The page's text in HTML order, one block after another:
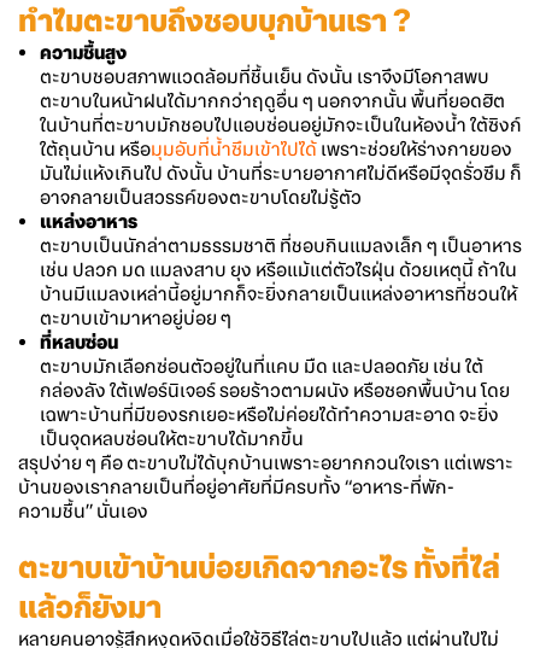
ทำไมตะขาบถึงชอบบุกบ้านเรา ?
ความชื้นสูง
ตะขาบชอบสภาพแวดล้อมที่ชื้นเย็น ดังนั้น เราจึงมีโอกาสพบ
ตะขาบในหน้าฝนได้มากกว่าฤดูอื่น ๆ นอกจากนั้น พื้นที่ยอดฮิต
ในบ้านที่ตะขาบมักชอบไปแอบซ่อนอยู่มักจะเป็นในห้องน้ำ ใต้ซิงก์
ใต้ถุนบ้าน หรือมุมอับที่น้ำซึมเข้าไปได้ เพราะช่วยให้ร่างกายของ
มันไม่แห้งเกินไป ดังนั้น บ้านที่ระบายอากาศไม่ดีหรือมีจุดรั่วซึม ก็
อาจกลายเป็นสวรรค์ของตะขาบโดยไม่รู้ตัว
แหล่งอาหาร
ตะขาบเป็นนักล่าตามธรรมชาติ ที่ชอบกินแมลงเล็ก ๆ เป็นอาหาร
เช่น ปลวก มด แมลงสาบ ยุง หรือแม้แต่ตัวไรฝุ่น ด้วยเหตุนี้ ถ้าใน
บ้านมีแมลงเหล่านี้อยู่มากก็จะยิ่งกลายเป็นแหล่งอาหารที่ชวนให้
ตะขาบเข้ามาหาอยู่บ่อย ๆ
ที่หลบซ่อน
ตะขาบมักเลือกซ่อนตัวอยู่ในที่แคบ มืด และปลอดภัย เช่น ใต้
กล่องลัง ใต้เฟอร์นิเจอร์ รอยร้าวตามผนัง หรือซอกพื้นบ้าน โดย
เฉพาะบ้านที่มีของรกเยอะหรือไม่ค่อยได้ทำความสะอาด จะยิ่ง
เป็นจุดหลบซ่อนให้ตะขาบได้มากขึ้น
สรุปง่าย ๆ คือ ตะขาบไม่ได้บุกบ้านเพราะอยากกวนใจเรา แต่เพราะ
บ้านของเรากลายเป็นที่อยู่อาศัยที่มีครบทั้ง “อาหาร-ที่พัก-
ความชื้น” นั่นเอง
ตะขาบเข้าบ้านบ่อยเกิดจากอะไรทั้งที่ไล่
แล้วก็ยังมา
หลายคนอาจรู้สึกหงุดหงิดเมื่อใช้วิธีไล่ตะขาบไปแล้ว แต่ผ่านไปไม่